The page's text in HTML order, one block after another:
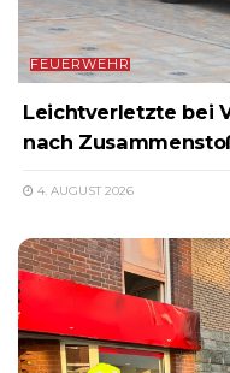
FEUERWEHR
Leichtverletzte bei
nach
4. AUGUST 2026